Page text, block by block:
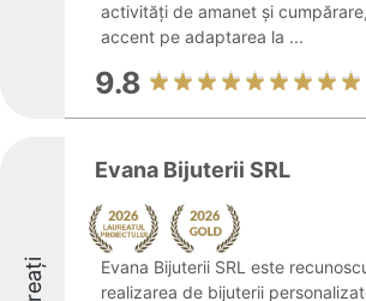
activități de amanet și
accent pe adaptarea la ...
9.8
Evana Bijuterii SRL
Evana Bijuterii SRL este
realizarea de bijuterii